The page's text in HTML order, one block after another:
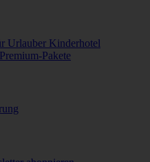
Urlauber Kinderhotel
Premium-Pakete